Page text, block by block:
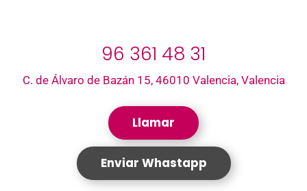
A
p
p
b
o
o
k
96 361 48 31
C. de Álvaro de Bazán 15, 46010 Valencia, Valencia
Llamar
Enviar Whastapp